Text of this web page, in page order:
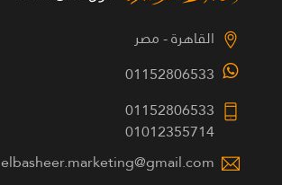
القاهرة - مصر
01152806533
01152806533
01012355714
elbasheer.marketing@gmail.com